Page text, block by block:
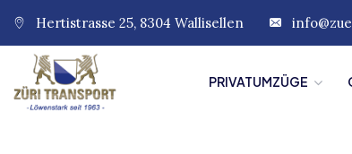
Hertistrasse 25, 8304 Wallisellen
PRIVATUMZÜGE